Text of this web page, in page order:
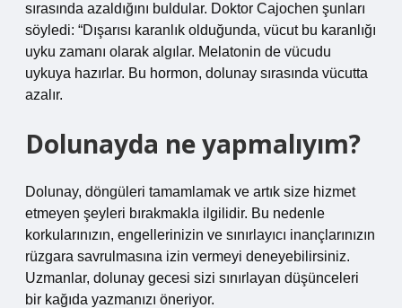
sırasında azaldığını buldular. Doktor Cajochen şunları
söyledi: “Dışarısı karanlık olduğunda, vücut bu karanlığı
uyku zamanı olarak algılar. Melatonin de vücudu
uykuya hazırlar. Bu hormon, dolunay sırasında vücutta
azalır.
Dolunayda ne yapmalıyım?
Dolunay, döngüleri tamamlamak ve artık size hizmet
etmeyen şeyleri bırakmakla ilgilidir. Bu nedenle
korkularınızın, engellerinizin ve sınırlayıcı inançlarınızın
rüzgara savrulmasına izin vermeyi deneyebilirsiniz.
Uzmanlar, dolunay gecesi sizi sınırlayan düşünceleri
bir kağıda yazmanızı öneriyor.